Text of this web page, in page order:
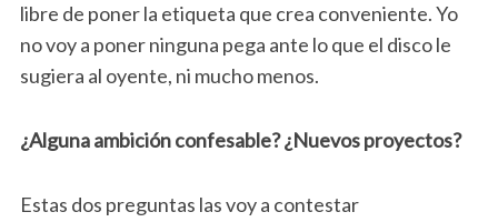
libre de poner la etiqueta que crea conveniente. Yo
no voy a poner ninguna pega ante lo que el disco le
sugiera al oyente, ni mucho menos.
¿Alguna ambición confesable? ¿Nuevos proyectos?
Estas dos preguntas las voy a contestar